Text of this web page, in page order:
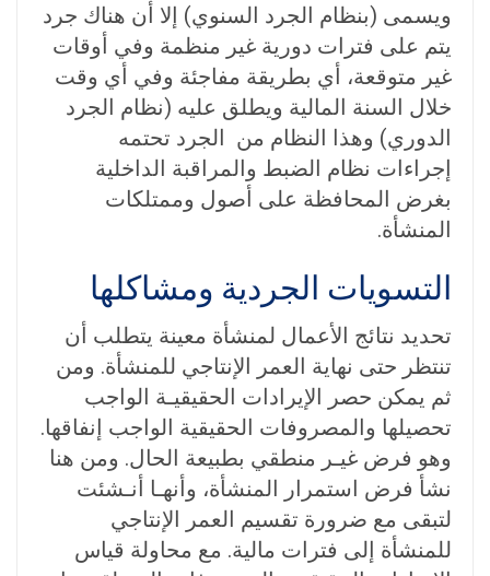
ويسمى (بنظام الجرد السنوي) إلا أن هناك جرد
يتم على فترات دورية غير منظمة وفي أوقات
غير متوقعة، أي بطريقة مفاجئة وفي أي وقت
خلال السنة المالية ويطلق عليه (نظام الجرد
الدوري) وهذا النظام من الجرد تحتمه
إجراءات نظام الضبط والمراقبة الداخلية
بغرض المحافظة على أصول وممتلكات
المنشأة.
التسويات الجردية ومشاكلها
تحديد نتائج الأعمال لمنشأة معينة يتطلب أن
تنتظر حتى نهاية العمر الإنتاجي للمنشأة. ومن
ثم يمكن حصر الإيرادات الحقيقيـة الواجب
تحصيلها والمصروفات الحقيقية الواجب إنفاقها.
وهو فرض غيـر منطقي بطبيعة الحال. ومن هنا
نشأ فرض استمرار المنشأة، وأنهـا أنـشئت
لتبقى مع ضرورة تقسيم العمر الإنتاجي
للمنشأة إلى فترات مالية. مع محاولة قياس